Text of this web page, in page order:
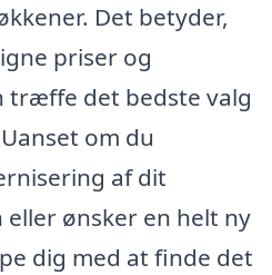
Det betyder,
priser og
træffe det bedste valg
om du
af dit
ønsker en helt ny
dig med at finde det